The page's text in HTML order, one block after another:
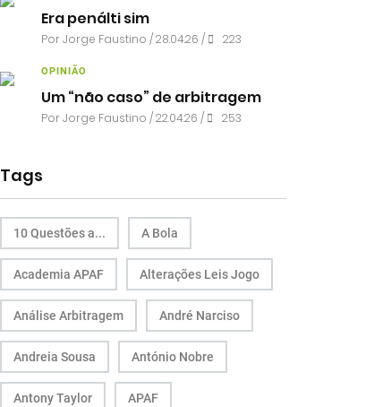
Era penálti sim
PorJorge Faustino / 28.04.26 / 223
OPINIÃO
Um “não caso” de arbitragem
PorJorge Faustino / 22.04.26 / 253
Tags
10 Questões a... A Bola
Academia APAF Alterações Leis Jogo
Análise Arbitragem André Narciso
Andreia Sousa António Nobre
Antony Taylor APAF